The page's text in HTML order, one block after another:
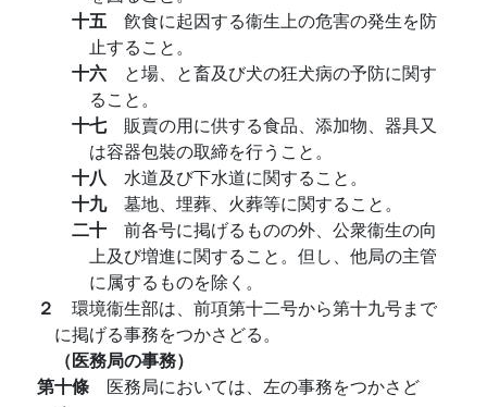
十五 飮食に起因する衞生上の危害の発生を防
止すること。
十六 と場、と畜及び犬の狂犬病の予防に関す
ること。
十七 販賣の用に供する食品、添加物、器具又
は容器包裝の取締を行うこと。
十八 水道及び下水道に関すること。
十九 墓地、埋葬、火葬等に関すること。
二十 前各号に掲げるものの外、公衆衞生の向
上及び増進に関すること。但し、他局の主管
に属するものを除く。
２ 環境衞生部は、前項第十二号から第十九号まで
に掲げる事務をつかさどる。
（医務局の事務）
第十條 医務局においては、左の事務をつかさど